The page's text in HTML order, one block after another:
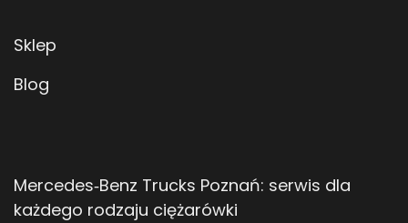
Sklep
Blog
Mercedes‑Benz Trucks Poznań: serwis dla
każdego rodzaju ciężarówki